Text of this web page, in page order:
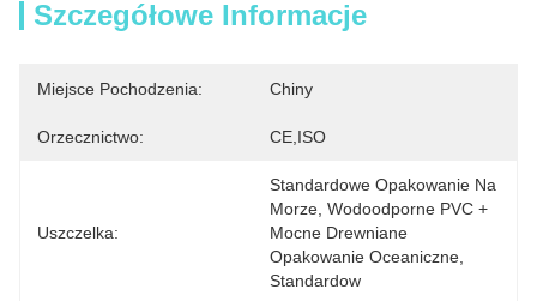
Szczegółowe Informacje
Miejsce Pochodzenia: Chiny
Orzecznictwo: CE,ISO
Uszczelka:
Standardowe Opakowanie Na
Morze, Wodoodporne PVC +
Mocne Drewniane
Opakowanie Oceaniczne,
Standardow